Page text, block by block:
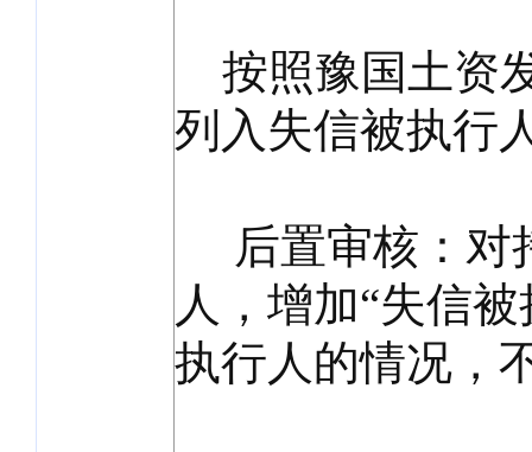
按照豫国土资
列入失信被执行
后置审核：对
人，增加“失信
执行人的情况，